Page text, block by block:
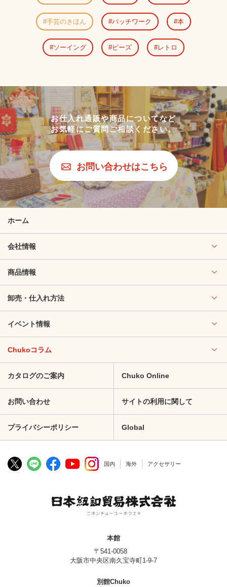
手芸のきほん パッチワーク 本
ソーイング ビーズ レトロ
お仕入れ通販や商品についてなど
お気軽にご質問ご相談ください。
お問い合わせはこちら
ホーム
会社情報
商品情報
卸売・仕入れ方法
イベント情報
Chukoコラム
カタログのご案内 Chuko Online
お問い合わせ サイトの利用に関して
プライバシーポリシー Global
国内 海外 アクセサリー
本館
〒541-0058
大阪市中央区南久宝寺町1-9-7
別館Chuko